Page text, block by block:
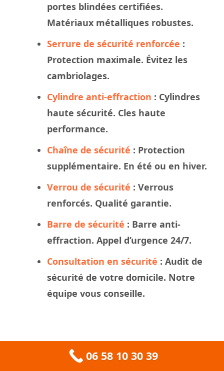
portes blindées certifiées.
Matériaux métalliques robustes.
Serrure de sécurité renforcée :
Protection maximale. Évitez les
cambriolages.
Cylindre anti-effraction : Cylindres
haute sécurité. Cles haute
performance.
Chaîne de sécurité : Protection
supplémentaire. En été ou en hiver.
Verrou de sécurité : Verrous
renforcés. Qualité garantie.
Barre de sécurité : Barre anti-
effraction. Appel d’urgence 24/7.
Consultation en sécurité : Audit de
sécurité de votre domicile. Notre
équipe vous conseille.
06 58 10 30 39